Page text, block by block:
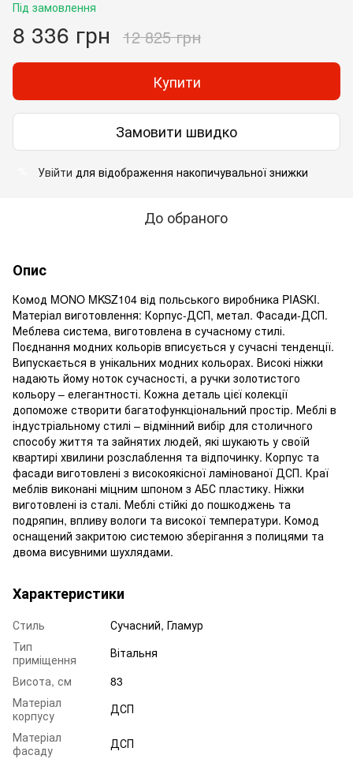
Під замовлення
8 336 грн 12 825 грн
Купити
Замовити швидко
Увійти для відображення накопичувальної знижки
До обраного
Опис
Комод MONO MKSZ104 від польського виробника PIASKI.
Матеріал виготовлення: Корпус-ДСП, метал. Фасади-ДСП.
Меблева система, виготовлена в сучасному стилі.
Поєднання модних кольорів вписується у сучасні тенденції.
Випускається в унікальних модних кольорах. Високі ніжки
надають йому ноток сучасності, а ручки золотистого
кольору – елегантності. Кожна деталь цієї колекції
допоможе створити багатофункціональний простір. Меблі в
індустріальному стилі – відмінний вибір для столичного
способу життя та зайнятих людей, які шукають у своїй
квартирі хвилини розслаблення та відпочинку. Корпус та
фасади виготовлені з високоякісної ламінованої ДСП. Краї
меблів виконані міцним шпоном з АБС пластику. Ніжки
виготовлені із сталі. Меблі стійкі до пошкоджень та
подряпин, впливу вологи та високої температури. Комод
оснащений закритою системою зберігання з полицями та
двома висувними шухлядами.
Характеристики
Стиль
Сучасний, Гламур
Тип
приміщення
Вітальня
Висота, см
83
Матеріал
корпусу
ДСП
Матеріал
фасаду
ДСП